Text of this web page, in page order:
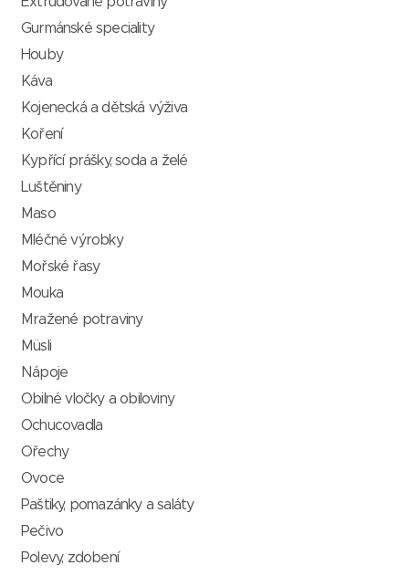
Gurmánské speciality
Houby
Káva
Kojenecká a dětská výživa
Koření
Kypřící prášky, soda a želé
Luštěniny
Maso
Mléčné výrobky
Mořské řasy
Mouka
Mražené potraviny
Müsli
Nápoje
Obilné vločky a obiloviny
Ochucovadla
Ořechy
Ovoce
Paštiky, pomazánky a saláty
Pečivo
Polevy, zdobení